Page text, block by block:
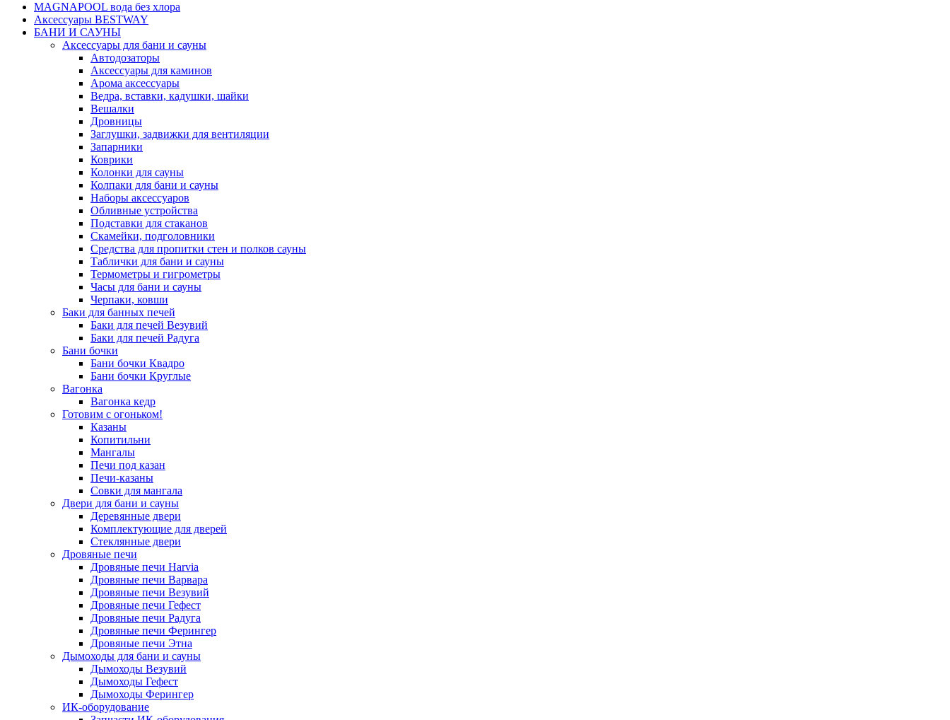
MAGNAPOOL вода без хлора
Аксессуары BESTWAY
БАНИ И САУНЫ
Аксессуары для бани и сауны
Автодозаторы
Аксессуары для каминов
Арома аксессуары
Ведра, вставки, кадушки, шайки
Вешалки
Дровницы
Заглушки, задвижки для вентиляции
Запарники
Коврики
Колонки для сауны
Колпаки для бани и сауны
Наборы аксессуаров
Обливные устройства
Подставки для стаканов
Скамейки, подголовники
Средства для пропитки стен и полков сауны
Таблички для бани и сауны
Термометры и гигрометры
Часы для бани и сауны
Черпаки, ковши
Баки для банных печей
Баки для печей Везувий
Баки для печей Радуга
Бани бочки
Бани бочки Квадро
Бани бочки Круглые
Вагонка
Вагонка кедр
Готовим с огоньком!
Казаны
Копитильни
Мангалы
Печи под казан
Печи-казаны
Совки для мангала
Двери для бани и сауны
Деревянные двери
Комплектующие для дверей
Стеклянные двери
Дровяные печи
Дровяные печи Harvia
Дровяные печи Варвара
Дровяные печи Везувий
Дровяные печи Гефест
Дровяные печи Радуга
Дровяные печи Ферингер
Дровяные печи Этна
Дымоходы для бани и сауны
Дымоходы Везувий
Дымоходы Гефест
Дымоходы Ферингер
ИК-оборудование